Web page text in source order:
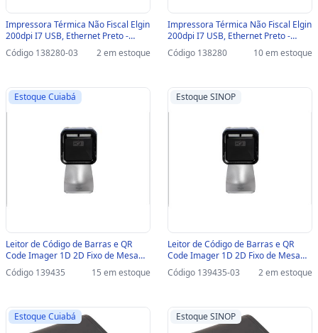
Impressora Térmica Não Fiscal Elgin
200dpi I7 USB, Ethernet Preto -
46BI7PUGCBU0 / 46BI7PUECK /
46I7PUECKD00 - com Guilhotina-
Código 138280-03 2 em estoque
Impressora Térmica Não Fiscal Elgin
200dpi I7 USB, Ethernet Preto -
46BI7PUGCBU0 / 46BI7PUECK /
46I7PUECKD00 - com Guilhotina -
Código 138280 10 em estoque
Estoque Cuiabá
Leitor de Código de Barras e QR
Code Imager 1D 2D Fixo de Mesa
Mini Elgin EL720 USB - lê Nota Fiscal
Eletrônica Boleto Bancário -
Código 139435 15 em estoque
Estoque SINOP
Leitor de Código de Barras e QR
Code Imager 1D 2D Fixo de Mesa
Mini Elgin EL720 USB - lê Nota Fiscal
Eletrônica Boleto Bancário-SINOP-
Código 139435-03 2 em estoque
Estoque Cuiabá Estoque SINOP